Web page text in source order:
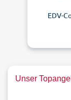
EDV-
Unser